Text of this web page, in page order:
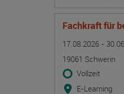
Fachkraft für
17.08.2026 -
19061 Schwerin
Vollzeit
E-Learning